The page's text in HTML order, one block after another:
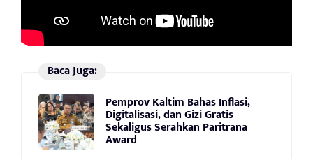
Baca Juga:
Pemprov Kaltim Bahas Inflasi,
Digitalisasi, dan Gizi Gratis
Sekaligus Serahkan Paritrana
Award